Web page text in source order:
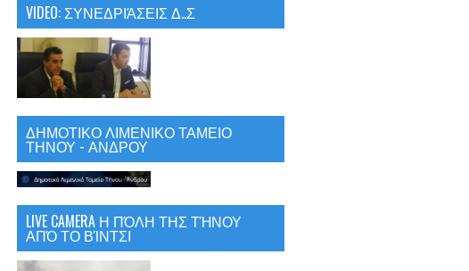
VIDEO: ΣΥΝΕΔΡΙΆΣΕΙΣ Δ..Σ
ΔΗΜΟΤΙΚΟ ΛΙΜΕΝΙΚΟ ΤΑΜΕΙΟ
ΤΗΝΟΥ - ΑΝΔΡΟΥ
LIVE CAMERA Η ΠΌΛΗ ΤΗΣ ΤΉΝΟΥ
ΑΠΌ ΤΟ ΒΊΝΤΣΙ